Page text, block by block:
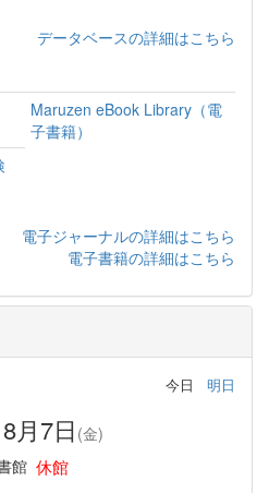
データベースの詳細はこちら
Maruzen eBook Library（電
子書籍）
電子ジャーナルの詳細はこちら
電子書籍の詳細はこちら
今日 明日
8月7日 (金)
館 休館